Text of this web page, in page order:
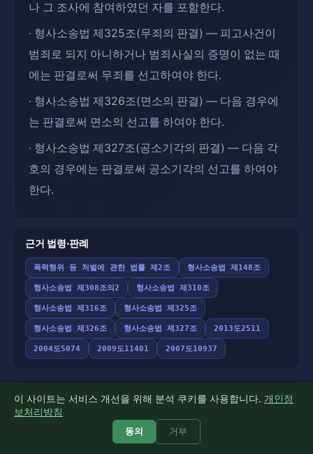
나 그 조사에 참여하였던 자를 포함한다.
· 형사소송법 제325조(무죄의 판결) — 피고사건이
범죄로 되지 아니하거나 범죄사실의 증명이 없는 때
에는 판결로써 무죄를 선고하여야 한다.
· 형사소송법 제326조(면소의 판결) — 다음 경우에
는 판결로써 면소의 선고를 하여야 한다.
· 형사소송법 제327조(공소기각의 판결) — 다음 각
호의 경우에는 판결로써 공소기각의 선고를 하여야
한다.
근거 법령·판례
폭력행위 등 처벌에 관한 법률 제2조 형사소송법 제148조
형사소송법 제308조의2 형사소송법 제310조
형사소송법 제316조 형사소송법 제325조
형사소송법 제326조 형사소송법 제327조 2013도2511
2004도5074 2009도11401 2007도10937
공식 문제·정답은법무부 변호사시험 게시자료를, 근거 법령·
판례는
국가법령정보센터(law.go.kr)대조(fail-closed)로
검증했습니다. 인용 판례·법령 링크는 모두 국가법령정보센
이 사이트는 서비스 개선을 위해 분석 쿠키를 사용합니다. 개인정
보처리방침
동의 거부